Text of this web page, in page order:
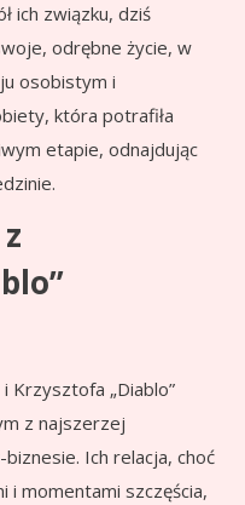
ich związku, dziś
odrębne życie, w
osobistym i
która potrafiła
etapie, odnajdując
Krzysztofa „Diablo”
z najszerzej
Ich relacja, choć
i momentami szczęścia,